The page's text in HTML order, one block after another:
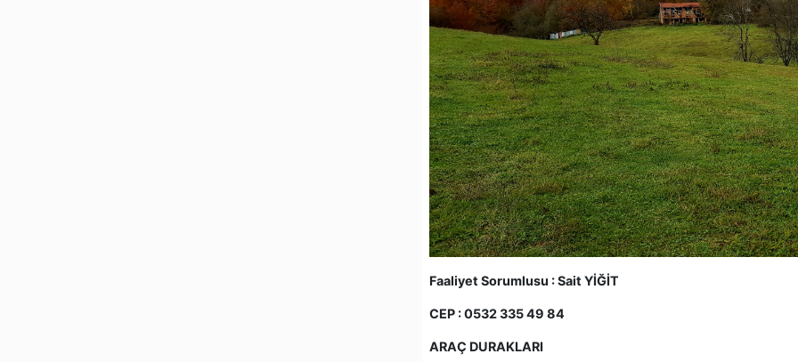
Faaliyet Sorumlusu : Sait YİĞİT
CEP : 0532 335 49 84
ARAÇ DURAKLARI